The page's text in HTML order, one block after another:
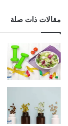
مقالات ذات صلة